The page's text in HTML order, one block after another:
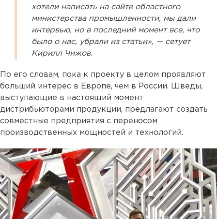
хотели написать на сайте областного
министерства промышленности, мы дали
интервью, но в последний момент все, что
было о нас, убрали из статьи», — сетует
Кирилл Чижов.
По его словам, пока к проекту в целом проявляют
больший интерес в Европе, чем в России. Шведы,
выступающие в настоящий момент
дистрибьюторами продукции, предлагают создать
совместные предприятия с переносом
производственных мощностей и технологий.